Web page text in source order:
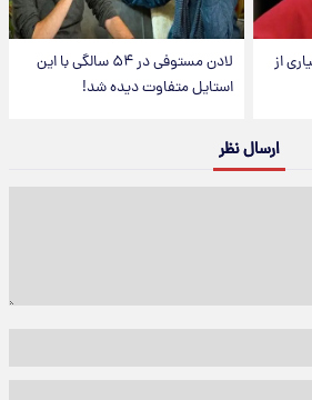
از
لادن مستوفی در ۵۴ سالگی با این
استایل متفاوت دیده شد!
ارسال نظر